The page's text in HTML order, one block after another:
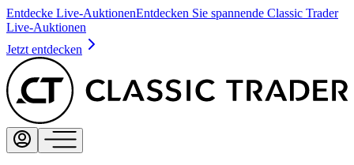
Entdecke Live-AuktionenEntdecken Sie spannende Classic Trader
Live-Auktionen
Jetzt entdecken